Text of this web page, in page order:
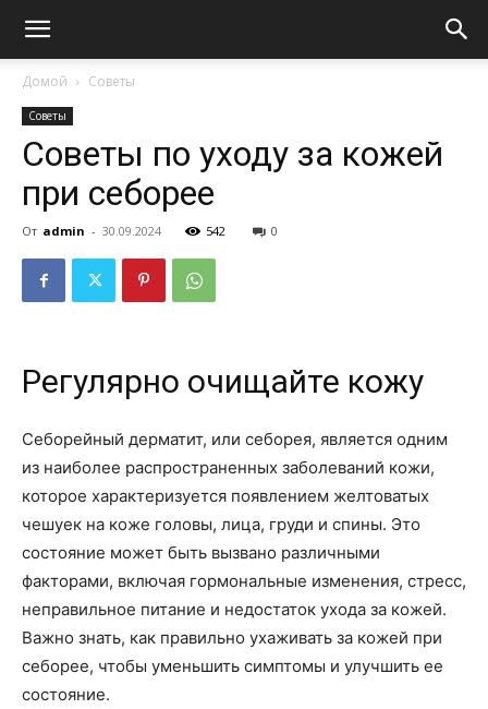
Домой Советы
Советы
Советы по уходу за кожей
при себорее
От admin - 30.09.2024 542 0
Регулярно очищайте кожу
Себорейный дерматит, или себорея, является одним
из наиболее распространенных заболеваний кожи,
которое характеризуется появлением желтоватых
чешуек на коже головы, лица, груди и спины. Это
состояние может быть вызвано различными
факторами, включая гормональные изменения, стресс,
неправильное питание и недостаток ухода за кожей.
Важно знать, как правильно ухаживать за кожей при
себорее, чтобы уменьшить симптомы и улучшить ее
состояние.